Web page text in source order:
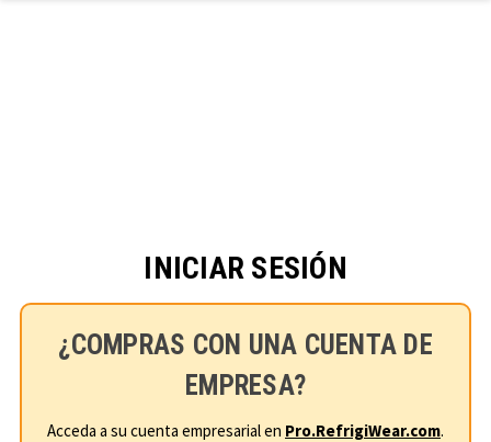
INICIAR SESIÓN
¿COMPRAS CON UNA CUENTA DE
EMPRESA?
Acceda a su cuenta empresarial en Pro.RefrigiWear.com.